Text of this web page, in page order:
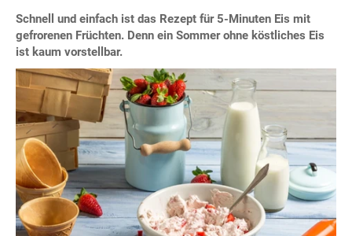
Schnell und einfach ist das Rezept für 5-Minuten Eis mit
gefrorenen Früchten. Denn ein Sommer ohne köstliches Eis
ist kaum vorstellbar.